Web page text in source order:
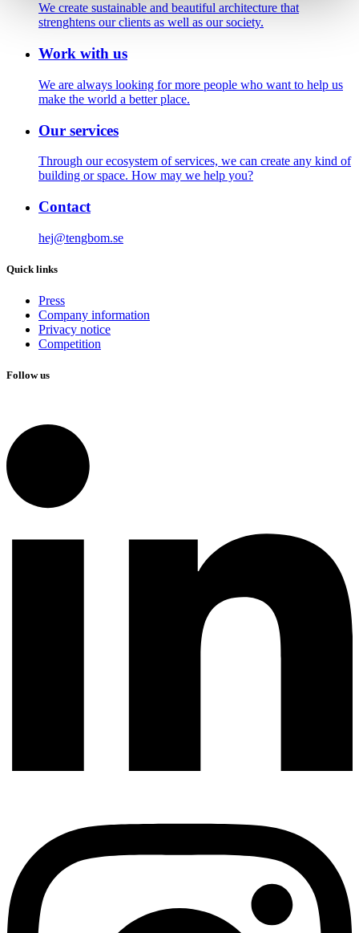
We create sustainable and beautiful architecture that
strenghtens our clients as well as our society.
Work with us
We are always looking for more people who want to help us
make the world a better place.
Our services
Through our ecosystem of services, we can create any kind of
building or space. How may we help you?
Contact
hej@tengbom.se
Quick links
Press
Company information
Privacy notice
Competition
Follow us